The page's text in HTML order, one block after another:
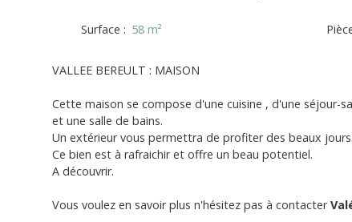
Surface : 58 m²
VALLEE BEREULT : MAISON
Cette maison se compose d'une cuisine , d'une séjour-
et une salle de bains.
Un extérieur vous permettra de profiter des beaux jours.
Ce bien est à rafraichir et offre un beau potentiel.
A découvrir.
Vous voulez en savoir plus n'hésitez pas à contacter